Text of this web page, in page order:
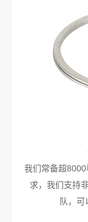
我们常备超
求，我们支持
队，可